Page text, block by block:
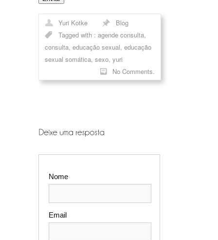
Yuri Kotke
Blog
Tagged with : agende consulta,
consulta, educação sexual, educação
sexual somática, sexo, yuri
No Comments.
Nome
Email